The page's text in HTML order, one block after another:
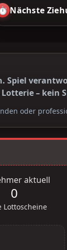
Nächste
Spiel
– kein
oder
aktuell
0
Lottoscheine